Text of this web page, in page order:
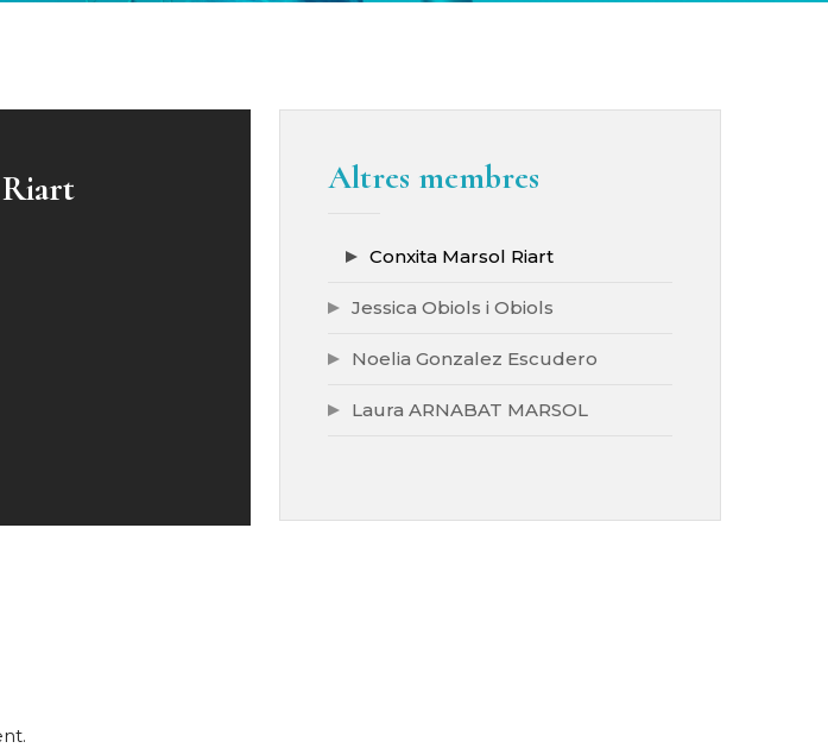
Altres membres
Conxita Marsol Riart
Jessica Obiols i Obiols
Noelia Gonzalez Escudero
Laura ARNABAT MARSOL